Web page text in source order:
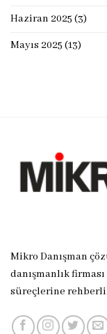
Haziran 2025 (3)
Mayıs 2025 (13)
Mikro Danışman
danışmanlık
süreçlerine